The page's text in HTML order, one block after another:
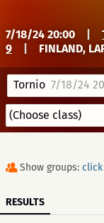
7/18/24 20:00
9
FINLAND,
Tornio 7/18/24
Show groups:
RESULTS